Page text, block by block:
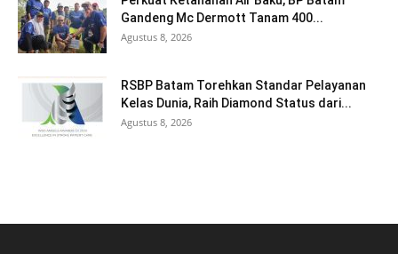
Gandeng Mc Dermott Tanam 400...
Agustus 8, 2026
RSBP Batam Torehkan Standar Pelayanan
Kelas Dunia, Raih Diamond Status dari...
Agustus 8, 2026